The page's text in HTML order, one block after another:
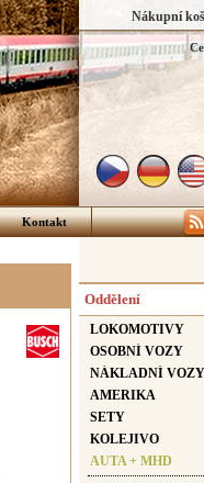
Nákupní
Kontakt
Oddělení
LOKOMOTIVY
OSOBNÍ VOZY
NÁKLADNÍ VOZY
AMERIKA
SETY
KOLEJIVO
AUTA + MHD